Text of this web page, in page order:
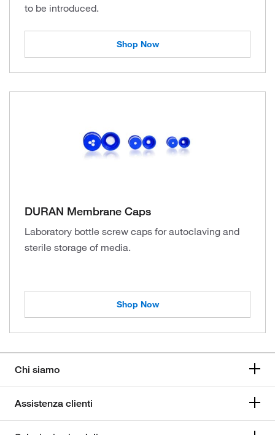
to be introduced.
Shop Now
DURAN Membrane Caps
Laboratory bottle screw caps for autoclaving and
sterile storage of media.
Shop Now
Chi siamo
Assistenza clienti